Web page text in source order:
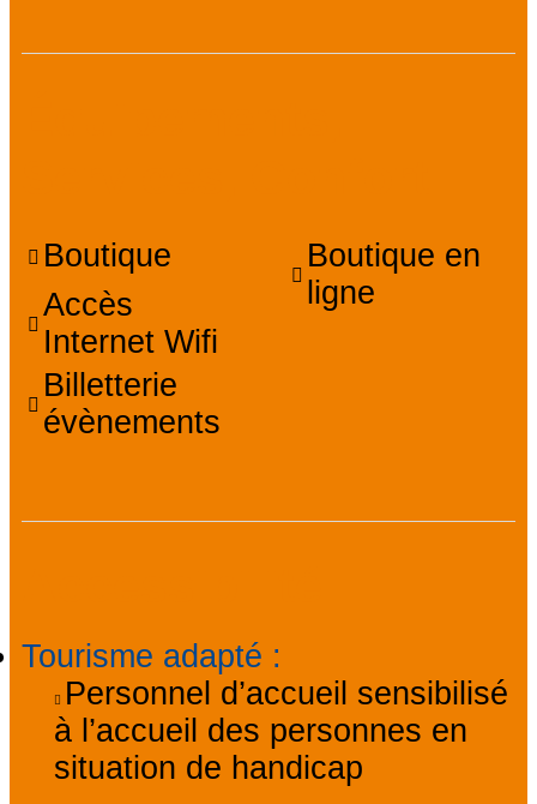
Boutique
Accès
Internet Wifi
Billetterie
évènements
Boutique en
ligne
Tourisme adapté :
Personnel d’accueil sensibilisé
à l’accueil des personnes en
situation de handicap